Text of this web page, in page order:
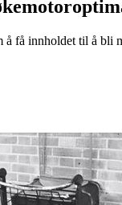
få innholdet til å